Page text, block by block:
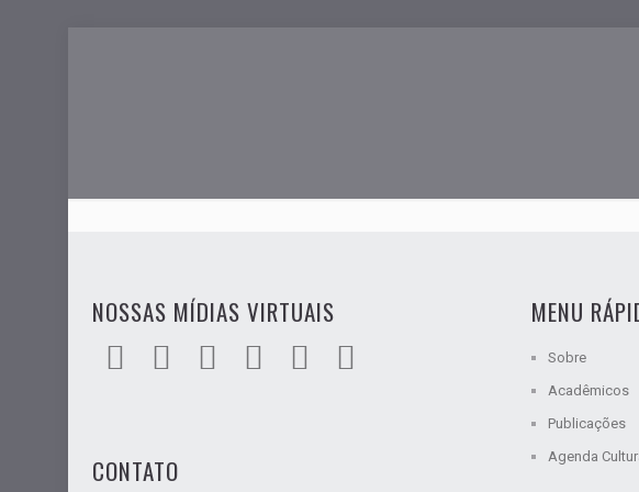
NOSSAS MÍDIAS VIRTUAIS
CONTATO
MENU
Sobre
Acadêmicos
Publicações
Agenda